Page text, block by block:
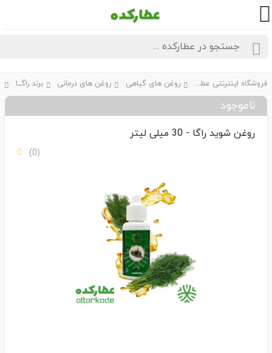
فروشگاه اینترنتی عطارکده روغن های گیاهی روغن های درمانی برند راگــا
ناموجود
روغن شوید راگا - 30 میلی لیتر